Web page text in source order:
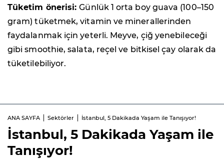
Tüketim önerisi:Günlük 1 orta boy guava (100–150
gram) tüketmek, vitamin ve minerallerinden
faydalanmak için yeterli. Meyve, çiğ yenebileceği
gibi smoothie, salata, reçel ve bitkisel çay olarak da
tüketilebiliyor.
ANA SAYFA Sektörler İstanbul, 5 Dakikada Yaşam ile Tanışıyor!
İstanbul, 5 Dakikada Yaşam ile
Tanışıyor!